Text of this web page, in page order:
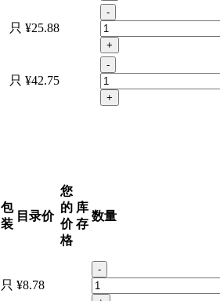
只 ¥25.88
-
+
只 ¥42.75
-
+
包
装
目录价
您
的
价
格
库
存
数量
只 ¥8.78
-